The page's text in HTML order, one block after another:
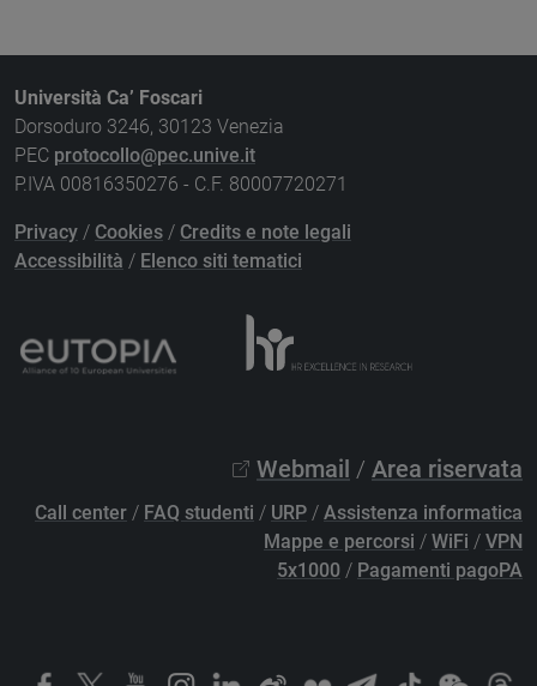
Università Ca’ Foscari
Dorsoduro 3246, 30123 Venezia
PEC protocollo@pec.unive.it
P.IVA 00816350276 - C.F. 80007720271
Privacy / Cookies / Credits e note legali
Accessibilità / Elenco siti tematici
Webmail / Area riservata
Call center / FAQ studenti / URP / Assistenza informatica
Mappe e percorsi / WiFi / VPN
5x1000 / Pagamenti pagoPA